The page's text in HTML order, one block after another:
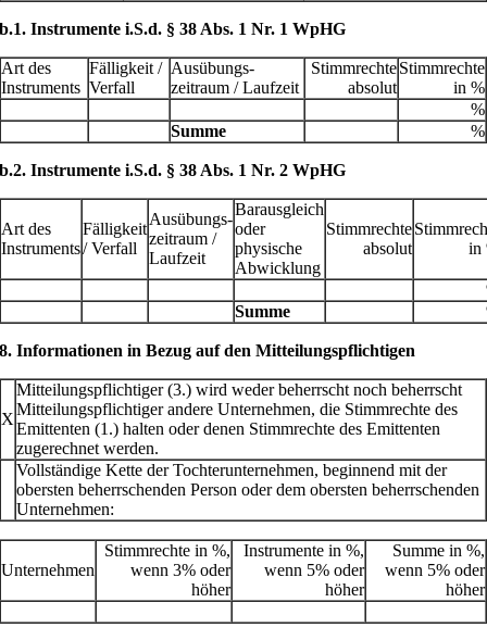
b.1. Instrumente i.S.d. § 38 Abs. 1 Nr. 1 WpHG
Art des
Instruments
Fälligkeit /
Verfall
Ausübungs­
zeitraum / Laufzeit
Stimmrechte
absolut
Stimmrechte
in %
%
Summe
%
b.2. Instrumente i.S.d. § 38 Abs. 1 Nr. 2 WpHG
Art des
Instruments
Fälligkeit
/ Verfall
Ausübungs­
zeitraum /
Laufzeit
Barausgleich
oder
physische
Abwicklung
Stimmrechte
absolut
in
Summe
8. Informationen in Bezug auf den Mitteilungspflichtigen
X
Mitteilungspflichtiger (3.) wird weder beherrscht noch beherrscht
Mitteilungspflichtiger andere Unternehmen, die Stimmrechte des
Emittenten (1.) halten oder denen Stimmrechte des Emittenten
zugerechnet werden.
Vollständige Kette der Tochterunternehmen, beginnend mit der
obersten beherrschenden Person oder dem obersten beherrschenden
Unternehmen:
Unternehmen
Stimmrechte in %,
wenn 3% oder
höher
Instrumente in %,
wenn 5% oder
höher
Summe in %,
wenn 5% oder
höher